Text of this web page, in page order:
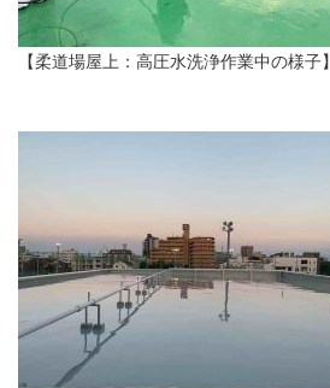
【柔道場屋上：高圧水洗浄作業中の様子】